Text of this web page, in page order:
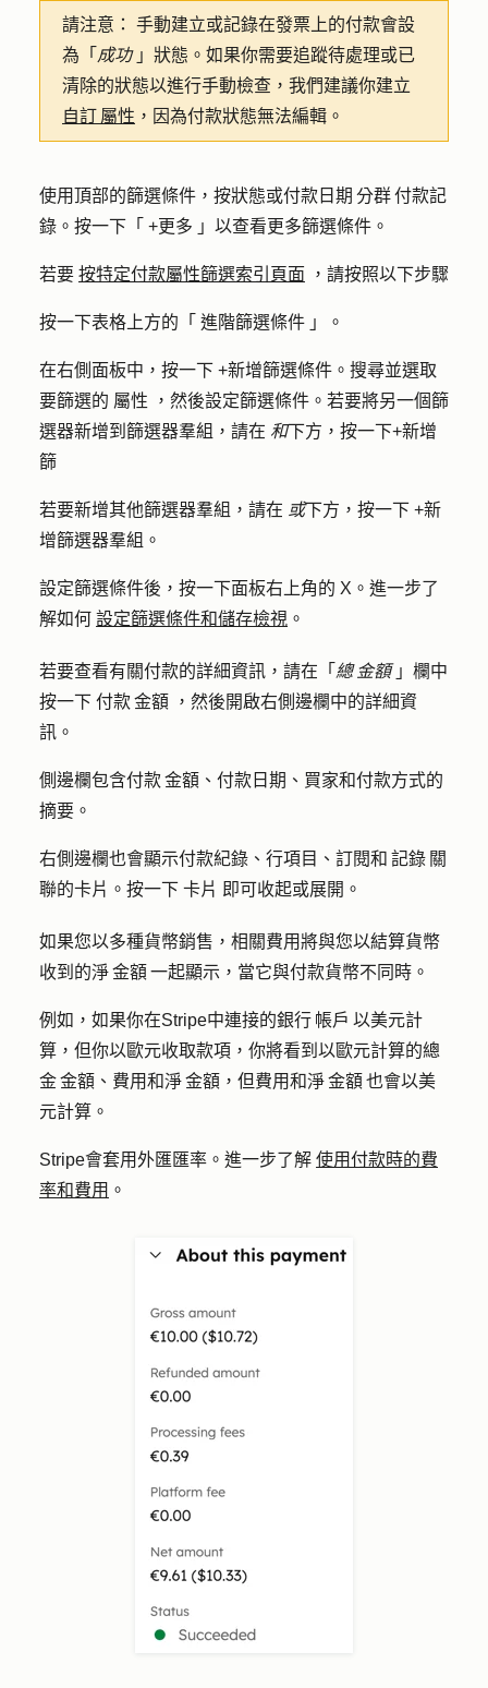
請注意：
手動建立或記錄在發票上的付款會設
為「 成功」狀態。如果你需要追蹤待處理或已
清除的狀態以進行手動檢查，我們建議你建立
自訂 屬性 ，因為付款狀態無法編輯。
使用頂部的篩選條件，按狀態或付款日期 分群 付款記
錄。按一下「 +更多 」以查看更多篩選條件。
若要 按特定付款屬性篩選索引頁面 ，請按照以下步驟
按一下表格上方的「 進階篩選條件 」。
在右側面板中，按一下 +新增篩選條件 。搜尋並選取
要篩選的 屬性 ，然後設定篩選條件。若要將另一個篩
選器新增到篩選器羣組，請在 和下方，按一下+新增
篩
若要新增其他篩選器羣組，請在 或下方，按一下 +新
增篩選器羣組 。
設定篩選條件後，按一下面板右上角的 X 。進一步了
解如何 設定篩選條件和儲存檢視 。
若要查看有關付款的詳細資訊，請在「 總 金額」欄中
按一下 付款 金額 ，然後開啟右側邊欄中的詳細資
訊。
側邊欄包含付款 金額、付款日期、買家和付款方式的
摘要。
右側邊欄也會顯示付款紀錄、行項目、訂閱和 記錄 關
聯的卡片。按一下 卡片 即可收起或展開。
如果您以多種貨幣銷售，相關費用將與您以結算貨幣
收到的淨 金額 一起顯示，當它與付款貨幣不同時。
例如，如果你在Stripe中連接的銀行 帳戶 以美元計
算，但你以歐元收取款項，你將看到以歐元計算的總
金 金額、費用和淨 金額，但費用和淨 金額 也會以美
元計算。
Stripe會套用外匯匯率。進一步了解 使用付款時的費
率和費用 。